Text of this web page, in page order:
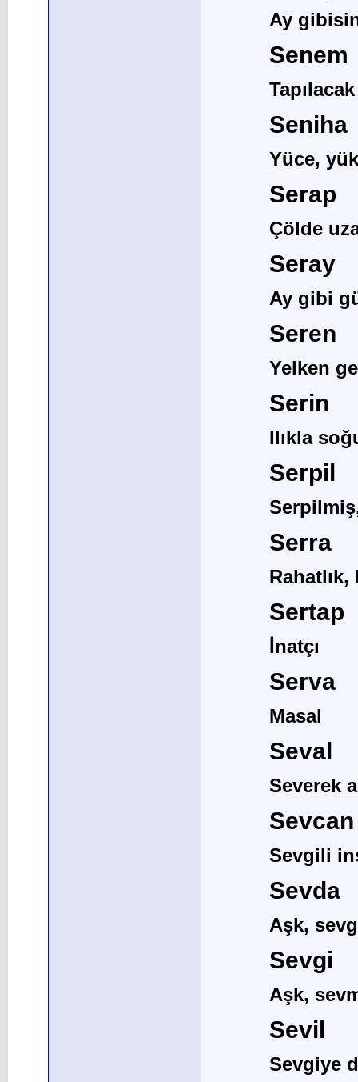
Ay
Senem
Seniha
Yüce,
Serap
Çölde
Seray
Ay gibi
Seren
Yelken
Serin
Ilıkla
Serpil
Serra
Rahatlık,
Sertap
İnatçı
Serva
Masal
Seval
Severek
Sevcan
Sevgili
Sevda
Aşk,
Sevgi
Aşk,
Sevil
Sevgiye